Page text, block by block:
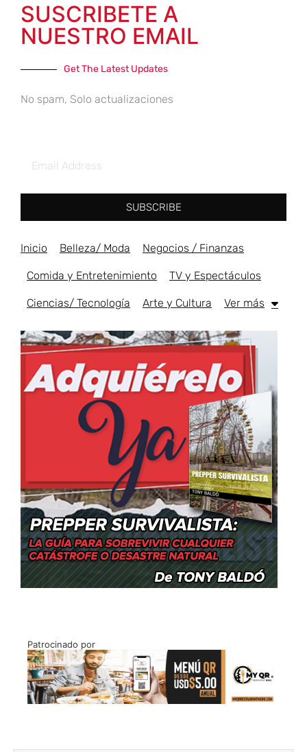
SUSCRIBETE A
NUESTRO EMAIL
Get The Latest Updates
No spam, Solo actualizaciones
SUBSCRIBE
Inicio Belleza/ Moda Negocios / Finanzas
Comida y Entretenimiento TV y Espectáculos
Ciencias/ Tecnología Arte y Cultura Ver más
Patrocinado por